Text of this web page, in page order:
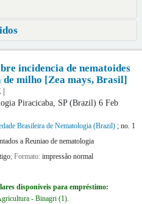
incidencia de nematoides
de milho [Zea mays, Brasil]
Piracicaba, SP (Brazil) 6 Feb
Brasileira de Nematologia (Brazil); no. 1
a Reuniao de nematologia
; Formato: impressão normal
disponíveis para empréstimo:
- Binagri(1).